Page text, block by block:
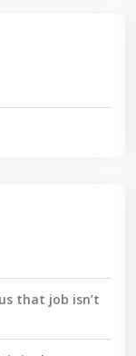
that job isn’t